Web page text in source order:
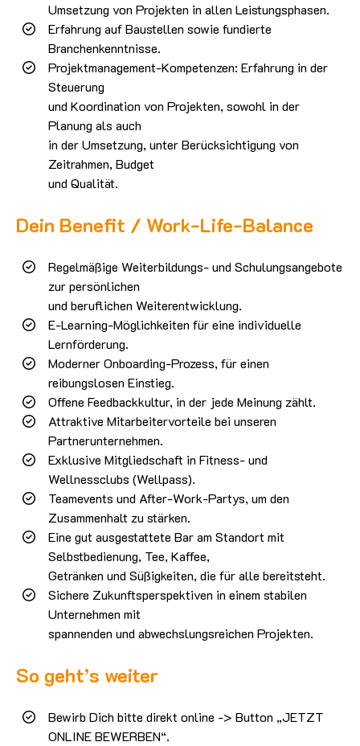
Umsetzung von Projekten in allen Leistungsphasen.
Erfahrung auf Baustellen sowie fundierte
Branchenkenntnisse.
Projektmanagement-Kompetenzen: Erfahrung in der
Steuerung
und Koordination von Projekten, sowohl in der
Planung als auch
in der Umsetzung, unter Berücksichtigung von
Zeitrahmen, Budget
und Qualität.
Dein Benefit / Work-Life-Balance
Regelmäßige Weiterbildungs- und Schulungsangebote
zur persönlichen
und beruflichen Weiterentwicklung.
E-Learning-Möglichkeiten für eine individuelle
Lernförderung.
Moderner Onboarding-Prozess, für einen
reibungslosen Einstieg.
Offene Feedbackkultur, in der jede Meinung zählt.
Attraktive Mitarbeitervorteile bei unseren
Partnerunternehmen.
Exklusive Mitgliedschaft in Fitness- und
Wellnessclubs (Wellpass).
Teamevents und After-Work-Partys, um den
Zusammenhalt zu stärken.
Eine gut ausgestattete Bar am Standort mit
Selbstbedienung, Tee, Kaffee,
Getränken und Süßigkeiten, die für alle bereitsteht.
Sichere Zukunftsperspektiven in einem stabilen
Unternehmen mit
spannenden und abwechslungsreichen Projekten.
So geht’s weiter
Bewirb Dich bitte direkt online -> Button „JETZT
ONLINE BEWERBEN“.